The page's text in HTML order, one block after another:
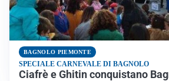
BAGNOLO PIEMONTE
SPECIALE CARNEVALE DI BAGNOLO
Ciafrè e Ghitin conquistano